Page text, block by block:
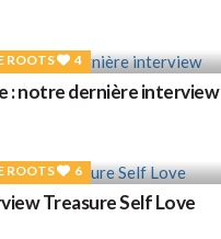
ROOTS 4
: notre dernière interview
ROOTS 6
Treasure Self Love